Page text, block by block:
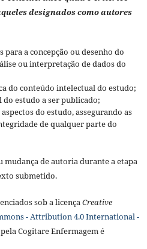
designados como autores
a concepção ou desenho do
ou interpretação de dados do
do conteúdo intelectual do estudo;
estudo a ser publicado;
do estudo, assegurando as
de qualquer parte do
de autoria durante a etapa
submetido.
sob a licençaCreative
- Attribution 4.0 International -
Cogitare Enfermagem é